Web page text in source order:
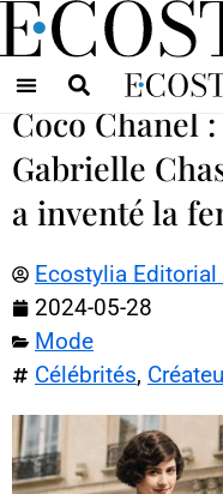
Coco Chanel
Gabrielle
a inventé la
Ecostylia Editorial
2024-05-28
Mode
Célébrités,